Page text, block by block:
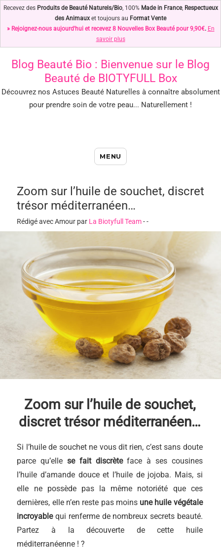
Recevez des Produits de Beauté Naturels/Bio, 100% Made in France, Respectueux
des Animauxet toujours au Format Vente
» Rejoignez-nous aujourd'hui et recevez 8 Nouvelles Box Beauté pour 9,90€. En
savoir plus
Blog Beauté Bio : Bienvenue sur le Blog
Beauté de BIOTYFULL Box
Découvrez nos Astuces Beauté Naturelles à connaître absolument
pour prendre soin de votre peau... Naturellement !
Blog Beauté Bio : Notre Top des
Astuces Beauté Naturelles !
MENU
Zoom sur l’huile de souchet, discret
trésor méditerranéen…
Rédigé avec Amour par La Biotyfull Team--
Zoom sur l’huile de souchet,
discret trésor méditerranéen…
Si l’huile de souchet ne vous dit rien, c’est sans doute
parce qu’ellese fait discrèteface à ses cousines
l’huile d’amande douce et l’huile de jojoba. Mais, si
elle ne possède pas la même notoriété que ces
dernières, elle n’en reste pas moins une huile végétale
incroyablequi renferme de nombreux secrets beauté.
Partez à la découverte de cette huile
méditerranéenne ! ?